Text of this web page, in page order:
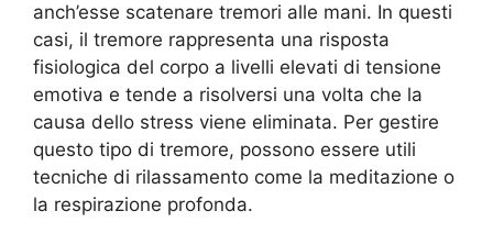
anch’esse scatenare tremori alle mani. In questi
casi, il tremore rappresenta una risposta
fisiologica del corpo a livelli elevati di tensione
emotiva e tende a risolversi una volta che la
causa dello stress viene eliminata. Per gestire
questo tipo di tremore, possono essere utili
tecniche di rilassamento come la meditazione o
la respirazione profonda.